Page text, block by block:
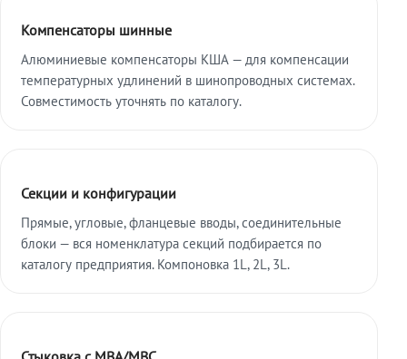
Компенсаторы шинные
Алюминиевые компенсаторы КША — для компенсации
температурных удлинений в шинопроводных системах.
Совместимость уточнять по каталогу.
Секции и конфигурации
Прямые, угловые, фланцевые вводы, соединительные
блоки — вся номенклатура секций подбирается по
каталогу предприятия. Компоновка 1L, 2L, 3L.